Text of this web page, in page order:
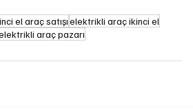
el araç satışıelektrikli araç ikinci el
araç pazarı